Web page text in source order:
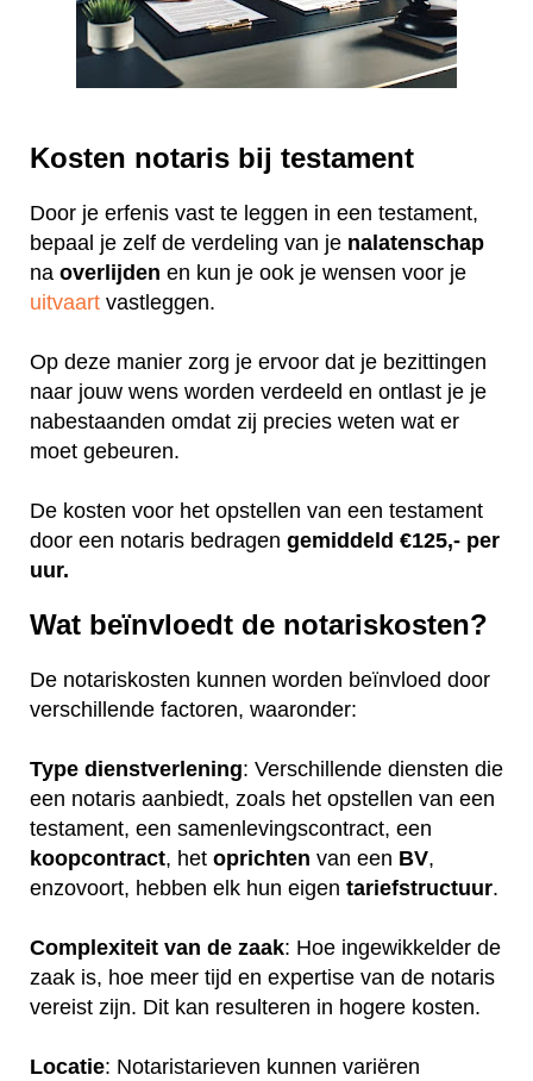
Kosten notaris bij testament
Door je erfenis vast te leggen in een testament,
bepaal je zelf de verdeling van je nalatenschap
na overlijden en kun je ook je wensen voor je
uitvaart vastleggen.
Op deze manier zorg je ervoor dat je bezittingen
naar jouw wens worden verdeeld en ontlast je je
nabestaanden omdat zij precies weten wat er
moet gebeuren.
De kosten voor het opstellen van een testament
door een notaris bedragen gemiddeld €125,- per
uur.
Wat beïnvloedt de notariskosten?
De notariskosten kunnen worden beïnvloed door
verschillende factoren, waaronder:
Type dienstverlening: Verschillende diensten die
een notaris aanbiedt, zoals het opstellen van een
testament, een samenlevingscontract, een
koopcontract, het oprichten van een BV,
enzovoort, hebben elk hun eigen tariefstructuur.
Complexiteit van de zaak: Hoe ingewikkelder de
zaak is, hoe meer tijd en expertise van de notaris
vereist zijn. Dit kan resulteren in hogere kosten.
Locatie: Notaristarieven kunnen variëren